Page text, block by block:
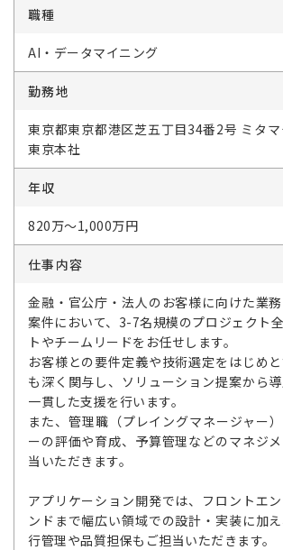
職種
AI・データマイニング
勤務地
東京都東京都港区芝五丁目34番2号 ミタ
東京本社
年収
820万～1,000万円
仕事内容
金融・官公庁・法人のお客様に向けた業
案件において、3-7名規模のプロジェクト
トやチームリードをお任せします。
お客様との要件定義や技術選定をはじめ
も深く関与し、ソリューション提案から
一貫した支援を行います。
また、管理職（プレイングマネージャー
ーの評価や育成、予算管理などのマネジ
当いただきます。
アプリケーション開発では、フロントエ
ンドまで幅広い領域での設計・実装に加
行管理や品質担保もご担当いただきます。